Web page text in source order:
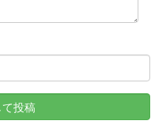
投稿